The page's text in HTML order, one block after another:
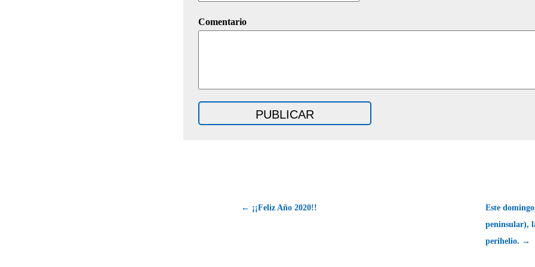
Comentario
← ¡¡Feliz Año 2020!!
Este
peninsular),
perihelio. →